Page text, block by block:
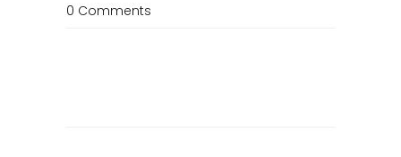
0 Comments